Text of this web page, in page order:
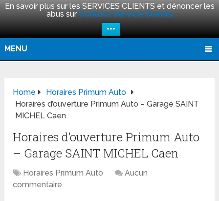
En savoir plus sur les SERVICES CLIENTS et dénoncer les
abus sur Contact Service Clients
+++
MENU
Home
Horaires Primum Auto
Horaires d’ouverture Primum Auto – Garage SAINT
MICHEL Caen
Horaires d’ouverture Primum Auto
– Garage SAINT MICHEL Caen
Horaires Primum Auto
Aucun
commentaire